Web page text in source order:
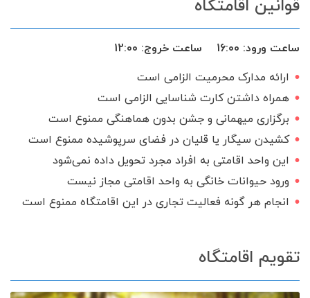
قوانین اقامتگاه
ساعت ورود: 16:00 ساعت خروج: 12:00
ارائه مدارک محرمیت الزامی است
همراه داشتن کارت شناسایی الزامی است
برگزاری میهمانی و جشن بدون هماهنگی ممنوع است
کشیدن سیگار یا قلیان در فضای سرپوشیده ممنوع است
این واحد اقامتی به افراد مجرد تحویل داده نمی‌شود
ورود حیوانات خانگی به واحد اقامتی مجاز نیست
انجام هر گونه فعالیت تجاری در این اقامتگاه ممنوع است
تقویم اقامتگاه